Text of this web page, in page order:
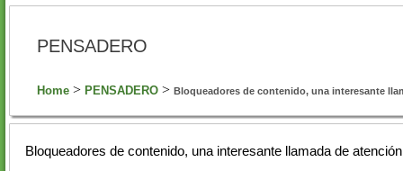
PENSADERO
Home > PENSADERO > Bloqueadores de contenido, una interesante
Bloqueadores de contenido, una interesante llamada de